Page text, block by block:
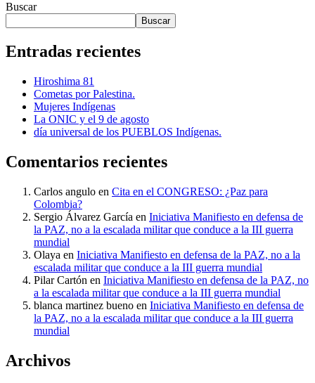
Buscar
Buscar
Entradas recientes
Hiroshima 81
Cometas por Palestina.
Mujeres Indígenas
La ONIC y el 9 de agosto
día universal de los PUEBLOS Indígenas.
Comentarios recientes
Carlos angulo en Cita en el CONGRESO: ¿Paz para
Colombia?
Sergio Álvarez García en Iniciativa Manifiesto en defensa de
la PAZ, no a la escalada militar que conduce a la III guerra
mundial
Olaya en Iniciativa Manifiesto en defensa de la PAZ, no a la
escalada militar que conduce a la III guerra mundial
Pilar Cartón en Iniciativa Manifiesto en defensa de la PAZ, no
a la escalada militar que conduce a la III guerra mundial
blanca martinez bueno en Iniciativa Manifiesto en defensa de
la PAZ, no a la escalada militar que conduce a la III guerra
mundial
Archivos